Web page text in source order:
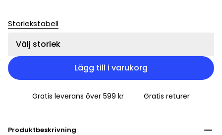
Storlekstabell
Välj storlek
Lägg till i varukorg
Gratis leverans över 599 kr Gratis returer
Produktbeskrivning